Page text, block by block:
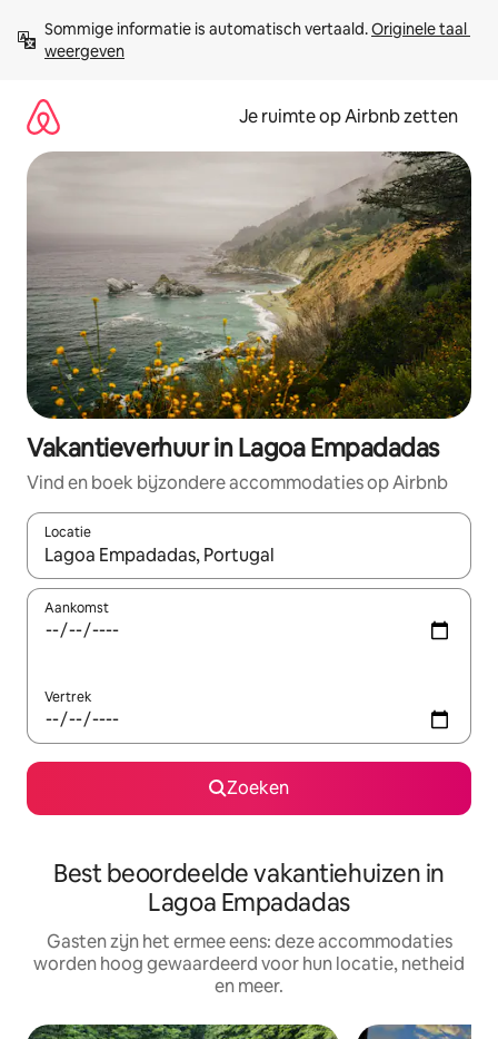
direct
naar
Sommige informatie is automatisch vertaald. Originele taal
weergeven
Je ruimte op Airbnb zetten
Vakantieverhuur in Lagoa Empadadas
Vind en boek bijzondere accommodaties op Airbnb
Locatie
Wanneer er suggesties beschikbaar zijn, maak je een keuze
Aankomst
Vertrek
Zoeken
Best beoordeelde vakantiehuizen in
Lagoa Empadadas
Gasten zijn het ermee eens: deze accommodaties
worden hoog gewaardeerd voor hun locatie, netheid
en meer.